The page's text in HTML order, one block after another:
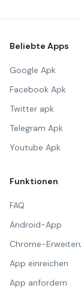
Beliebte Apps
Google Apk
Facebook Apk
Twitter apk
Telegram Apk
Youtube Apk
Funktionen
FAQ
Android-App
Chrome-
App einreichen
App anfordern